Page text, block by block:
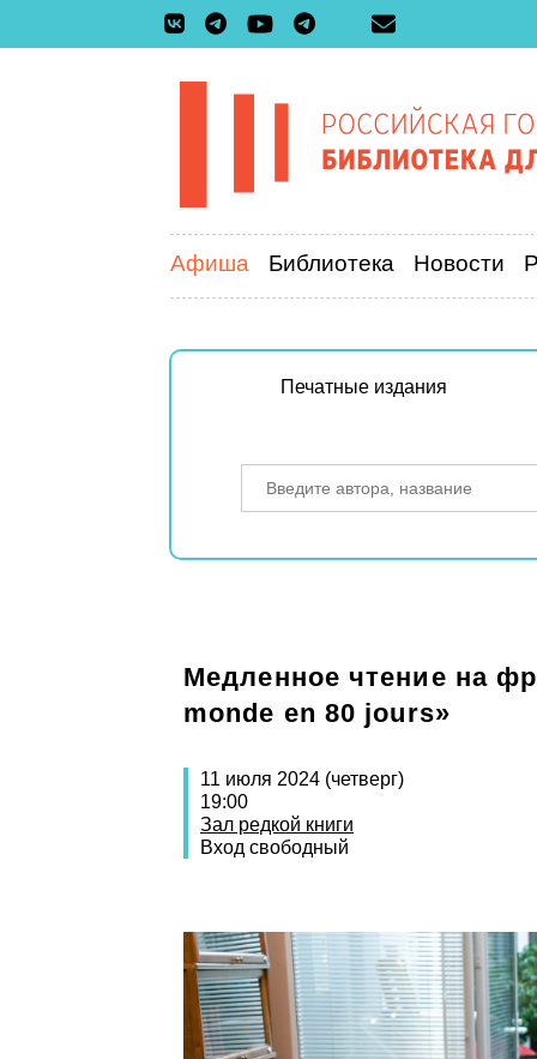
Афиша Библиотека Новости
Печатные издания
Медленное чтение на
monde en 80 jours»
11 июля 2024 (четверг)
19:00
Зал редкой книги
Вход свободный